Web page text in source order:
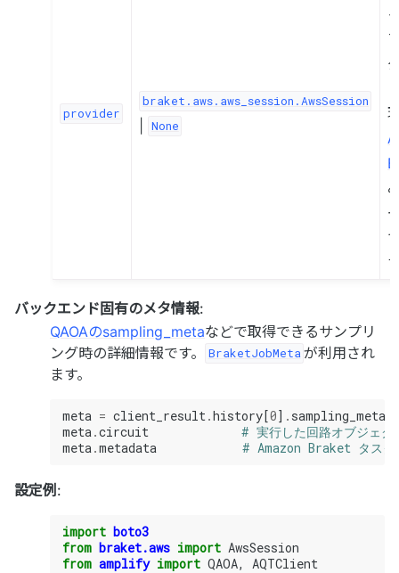
provider
braket.aws.aws_session.AwsSession
None
バックエンド固有のメタ情報:
QAOAのsampling_metaなどで取得できるサンプリ
ング時の詳細情報です。
BraketJobMetaが利用され
ます。
meta = client_result .history[0] . sampling_meta
meta .circuit
# 実行した回路オブジェク
meta .metadata # Amazon Braket タス
設定例 :
import boto3
from braket.aws import AwsSession
from amplify import QAOA,
AQTClient